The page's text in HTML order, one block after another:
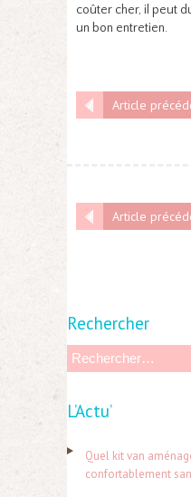
coûter cher, il peut
un bon entretien.
Article
Article
Rechercher
L’Actu’
Quel kit van
confortablement